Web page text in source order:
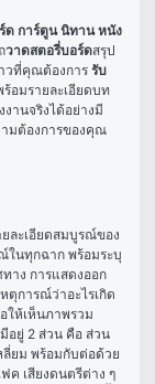
ด การ์ตูน นิทาน หนัง
วาดสตอรี่บอร์ดสรุป
วที่คุณต้องการ รับ
อมรายละเอียดบท
งานจริงได้อย่างมี
มต้องการของคุณ
ละเอียดสมบูรณ์ของ
ในทุกฉาก พร้อมระบุ
าง การแสดงออก
ตุการณ์ว่าอะไรเกิด
ให้เห็นภาพรวม
อยู่ 2 ส่วน คือ ส่วน
ลี่ยม พร้อมกับต่อด้วย
ค เสียงดนตรีต่าง ๆ